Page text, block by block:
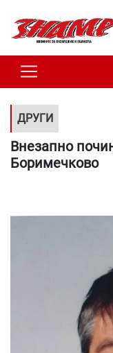
ДРУГИ
Внезапно
Боримечково